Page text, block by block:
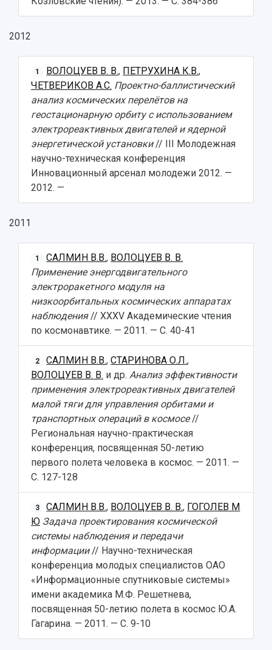
2012
1 ВОЛОЦУЕВ В. В., ПЕТРУХИНА К.В.,
ЧЕТВЕРИКОВ А.С. Проектно-баллистический
анализ космических перелётов на
геостационарную орбиту с использованием
электрореактивных двигателей и ядерной
энергетической установки// III Молодежная
научно-техническая конференция
Инновационный арсенал молодежи 2012. —
2012. —
2011
1 САЛМИН В.В., ВОЛОЦУЕВ В. В.
Применение энергодвигательного
электроракетного модуля на
низкоорбитальных космических аппаратах
наблюдения// XXXV Академические чтения
по космонавтике. — 2011. — С. 40-41
2 САЛМИН В.В.,СТАРИНОВА О.Л.,
ВОЛОЦУЕВ В. В. и др. Анализ эффективности
применения электрореактивных двигателей
малой тяги для управления орбитами и
транспортных операций в космосе//
Региональная научно-практическая
конференция, посвященная 50-летию
первого полета человека в космос. — 2011. —
С. 127-128
3 САЛМИН В.В., ВОЛОЦУЕВ В. В., ГОГОЛЕВ М
Ю Задача проектирования космической
системы наблюдения и передачи
информации// Научно-техническая
конференциа молодых специалистов ОАО
«Информационные спутниковые системы»
имени академика М.Ф. Решетнева,
посвященная 50-летию полета в космос Ю.А.
Гагарина. — 2011. — С. 9-10